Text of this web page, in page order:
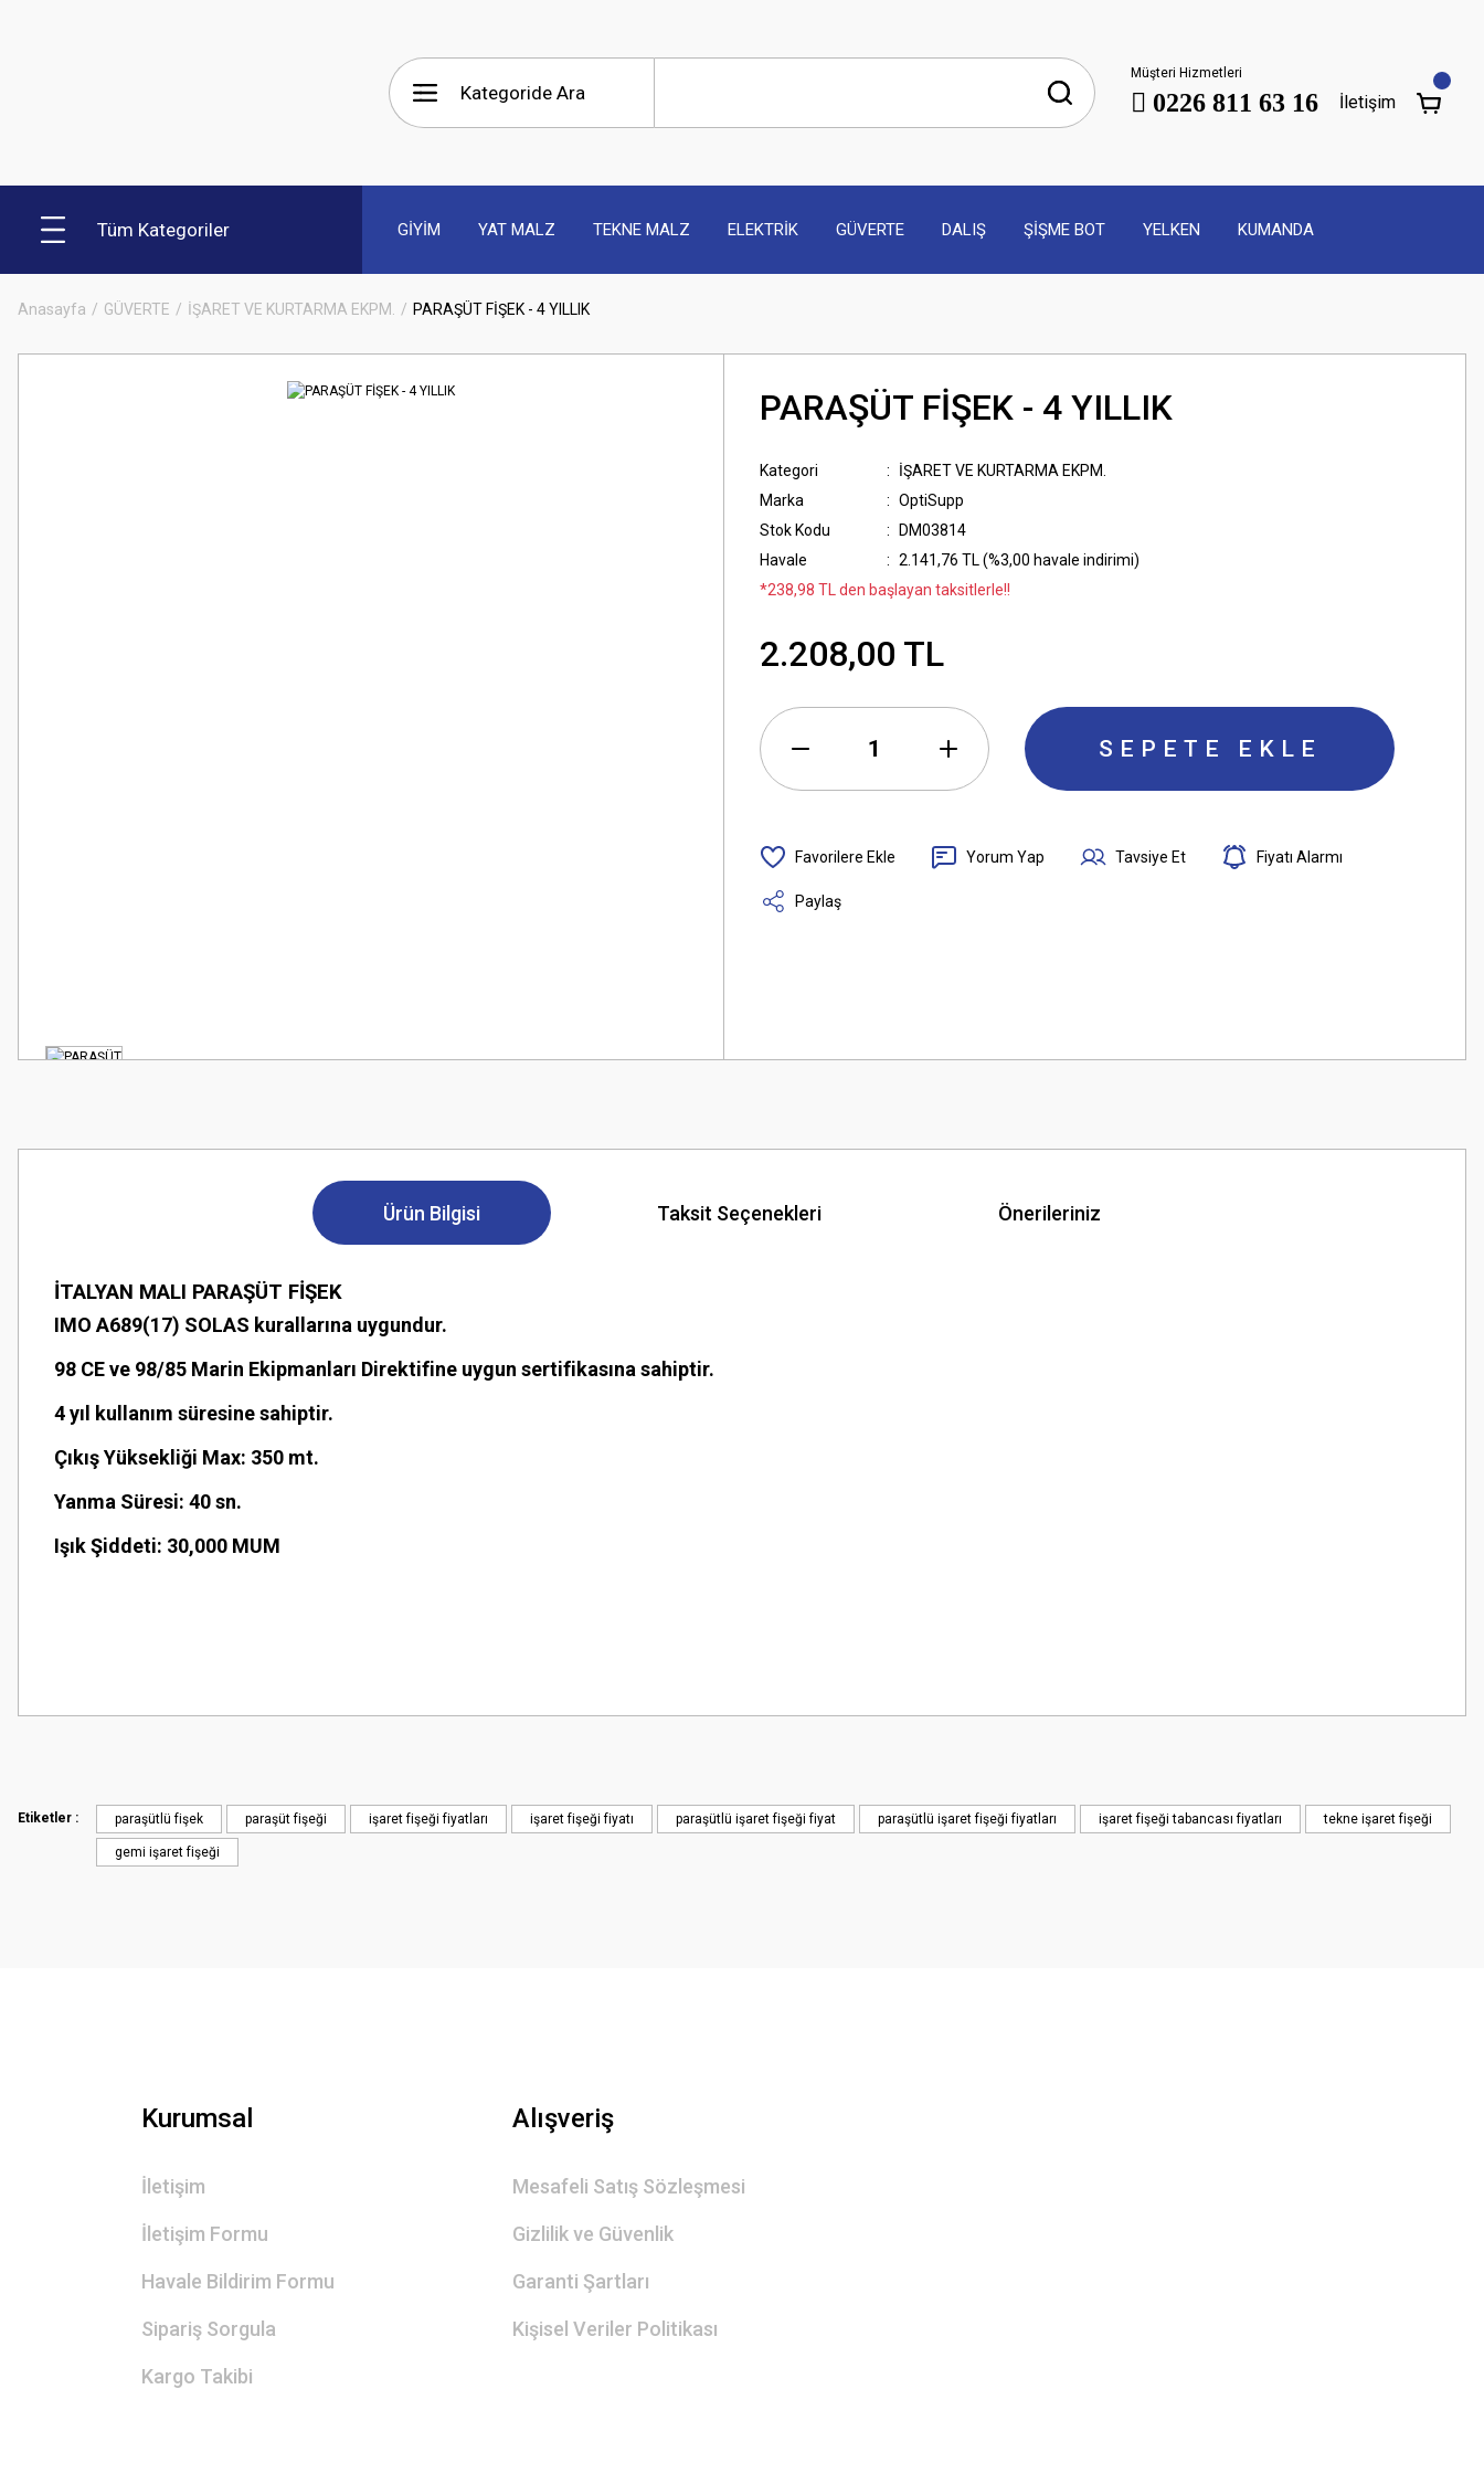
Müşteri Hizmetleri
0226 811 63 16 İletişim
Tüm Kategoriler GİYİM YAT MALZ TEKNE MALZ ELEKTRİK GÜVERTE DALIŞ ŞİŞME BOT YELKEN KUMANDA
Anasayfa GÜVERTE İŞARET VE KURTARMA EKPM. PARAŞÜT FİŞEK - 4 YILLIK
PARAŞÜT FİŞEK - 4 YILLIK
Kategori
İŞARET VE KURTARMA EKPM.
Marka
OptiSupp
Stok Kodu
DM03814
Havale
2.141,76 TL (%3,00 havale indirimi)
*238,98 TL den başlayan taksitlerle!!
2.208,00 TL
SEPETE EKLE
Yorum Yap Tavsiye Et Fiyatı Alarmı
Paylaş
Ürün Bilgisi Taksit Seçenekleri Önerileriniz
İTALYAN MALI PARAŞÜT FİŞEK
IMO A689(17) SOLAS kurallarına uygundur.
98 CE ve 98/85 Marin Ekipmanları Direktifine uygun sertifikasına sahiptir.
4 yıl kullanım süresine sahiptir.
Çıkış Yüksekliği Max: 350 mt.
Yanma Süresi: 40 sn.
Işık Şiddeti: 30,000 MUM
Görüş ve önerileriniz için teşekkür ederiz.
Ürün bilgilerinde hatalar bulunuyor.
Ürün fiyatı diğer sitelerden daha pahalı.
Etiketler : paraşütlü fişek paraşüt fişeği işaret fişeği fiyatları işaret fişeği fiyatı paraşütlü işaret fişeği fiyat paraşütlü işaret fişeği fiyatları işaret fişeği tabancası fiyatları tekne işaret fişeği
gemi işaret fişeği
Kurumsal
İletişim
İletişim Formu
Havale Bildirim Formu
Sipariş Sorgula
Kargo Takibi
Alışveriş
Mesafeli Satış Sözleşmesi
Gizlilik ve Güvenlik
Garanti Şartları
Kişisel Veriler Politikası